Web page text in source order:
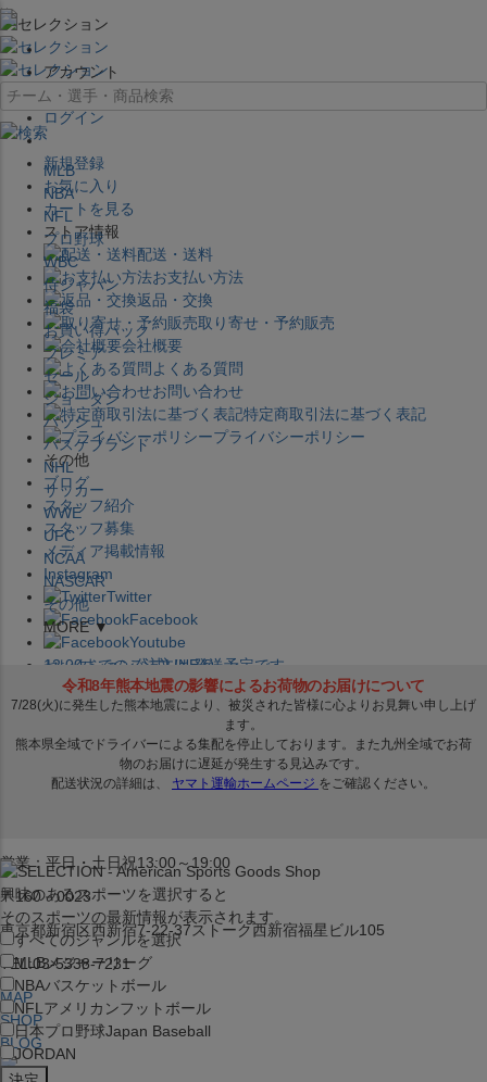
×
アカウント
ログイン
新規登録
お気に入り
カートを見る
ストア情報
配送・送料
お支払い方法
返品・交換
取り寄せ・予約販売
会社概要
よくある質問
お問い合わせ
特定商取引法に基づく表記
プライバシーポリシー
その他
ブログ
スタッフ紹介
スタッフ募集
メディア掲載情報
Instagram
Twitter
Facebook
Youtube
セレクション公式LINE@
営業：平日・土日祝13:00～19:00
〒160－0023
東京都新宿区西新宿7-22-37ストーク西新宿福星ビル105
TEL:03-5338-7231
MAP
SHOP
BLOG
MLB
NBA
NFL
プロ野球
WBC
侍ジャパン
福袋
お買い得パック
プレミア
セール
ジョーダン
バッシュ
バスケブランド
NHL
サッカー
WWE
UFC
NCAA
NASCAR
その他
MORE ▼
12:00までのご注文は発送予定です。
在庫品は 1-3営業日内で発送!! ※お取寄せ商品は対象外
興味のあるスポーツを選択すると
そのスポーツの最新情報が表示されます。
すべてのジャンルを選択
MLBメジャーリーグ
NBAバスケットボール
NFL アメリカンフットボール
日本プロ野球Japan Baseball
JORDAN